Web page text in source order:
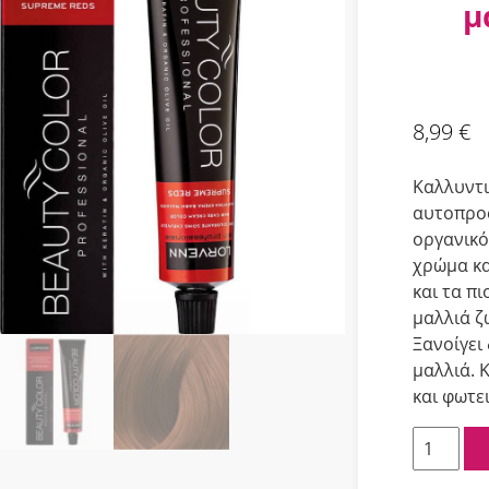
8,99 €
χρώμα
και τα
μαλλιά
μαλλιά.
και
Lorvenn
Beauty